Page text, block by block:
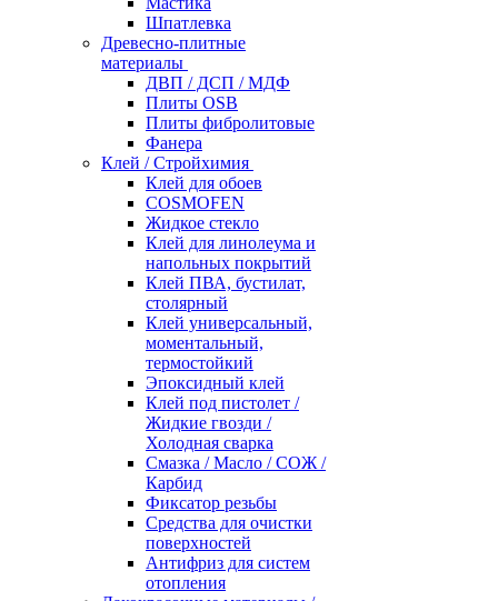
Шпатлевка
Древесно-плитные
материалы
ДВП / ДСП / МДФ
Плиты OSB
Плиты фибролитовые
Фанера
Клей / Стройхимия
Клей для обоев
COSMOFEN
Жидкое стекло
Клей для линолеума и
напольных покрытий
Клей ПВА, бустилат,
столярный
Клей универсальный,
моментальный,
термостойкий
Эпоксидный клей
Клей под пистолет /
Жидкие гвозди /
Холодная сварка
Смазка / Масло / СОЖ /
Карбид
Фиксатор резьбы
Средства для очистки
поверхностей
Антифриз для систем
отопления